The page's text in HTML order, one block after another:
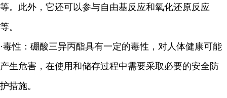
等。此外，它还可以参与自由基反应和氧化还原反应
等。
·毒性：硼酸三异丙酯具有一定的毒性，对人体健康可能
产生危害，在使用和储存过程中需要采取必要的安全防
护措施。